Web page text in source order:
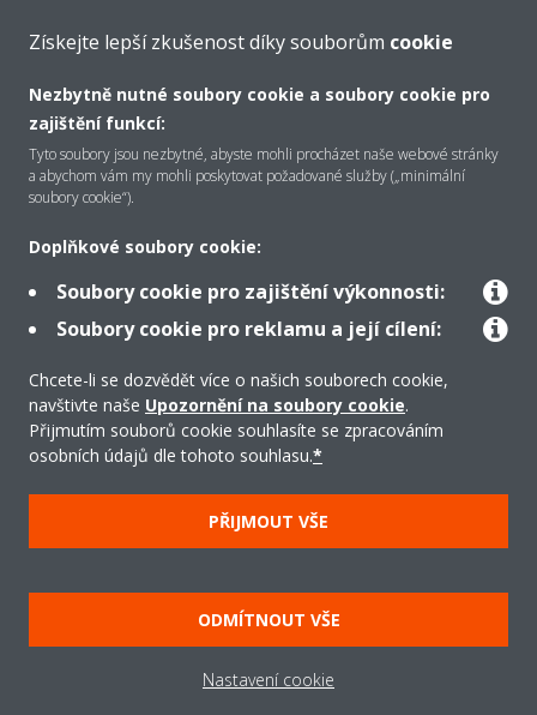
VÍCE
O společnosti Daikin
Řešení
Podpora
Produkty
Všeobecné obchodní podmínky
Získejte lepší zkušenost díky souborům cookie
Nezbytně nutné soubory cookie a soubory cookie pro
zajištění funkcí:
Tyto soubory jsou nezbytné, abyste mohli procházet naše webové stránky
a abychom vám my mohli poskytovat požadované služby („minimální
soubory cookie“).
Doplňkové soubory cookie:
Soubory cookie pro zajištění výkonnosti:
Soubory cookie pro reklamu a její cílení:
Chcete-li se dozvědět více o našich souborech cookie,
navštivte naše Upozornění na soubory cookie.
Přijmutím souborů cookie souhlasíte se zpracováním
osobních údajů dle tohoto souhlasu.*
PŘIJMOUT VŠE
ODMÍTNOUT VŠE
Nastavení cookie